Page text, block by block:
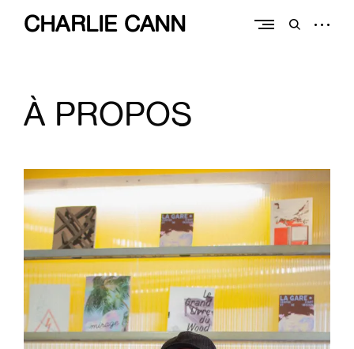
contentCHARLIE CANN
openopen
À PROPOS